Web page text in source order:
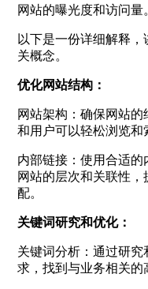
网站的曝光度和访问量。
以下是一份详细解释，
关概念。
优化网站结构：
网站架构：确保网站
和用户可以轻松浏览和
内部链接：使用合适
网站的层次和关联性
配。
关键词研究和优化：
关键词分析：通过研
求，找到与业务相关的